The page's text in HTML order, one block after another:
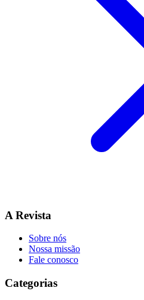
A Revista
Sobre nós
Nossa missão
Fale conosco
Categorias